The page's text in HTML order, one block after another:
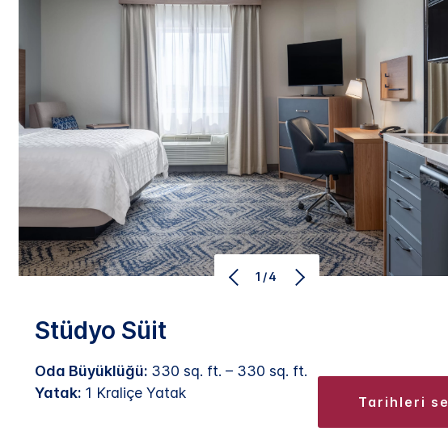
1/4
Stüdyo Süit
Oda Büyüklüğü: 330 sq. ft. – 330 sq. ft.
Yatak: 1 Kraliçe Yatak
tarihleri